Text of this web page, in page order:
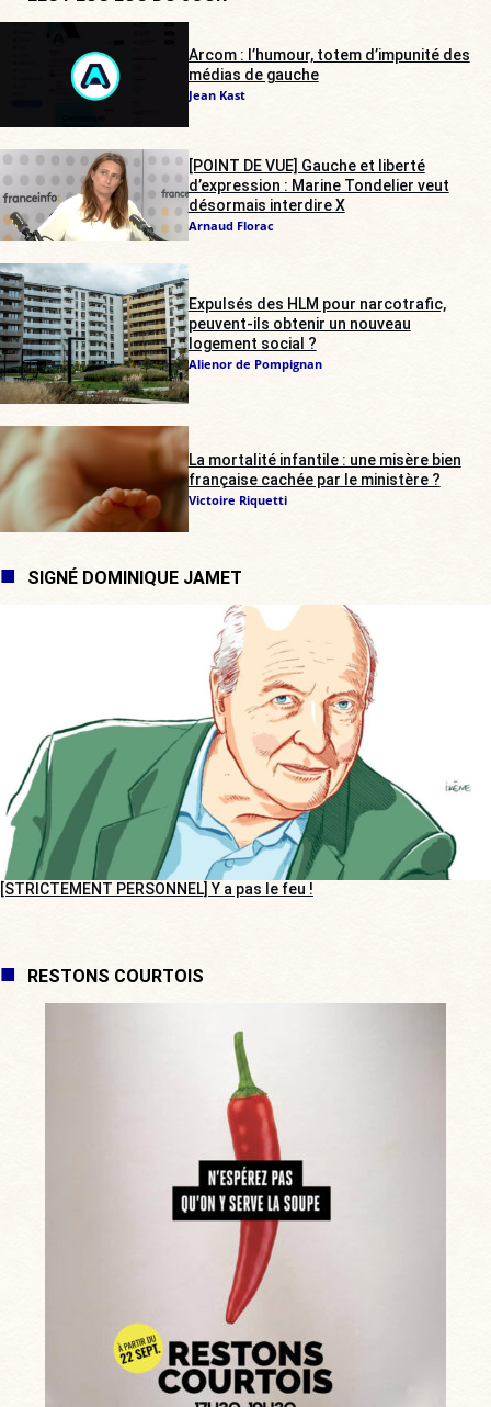
Arcom : l’humour, totem d’impunité des
médias de gauche
Jean Kast
[POINT DE VUE] Gauche et liberté
d’expression : Marine Tondelier veut
désormais interdire X
Arnaud Florac
Expulsés des HLM pour narcotrafic,
peuvent-ils obtenir un nouveau
logement social ?
Alienor de Pompignan
La mortalité infantile : une misère bien
française cachée par le ministère ?
Victoire Riquetti
SIGNÉ DOMINIQUE JAMET
[STRICTEMENT PERSONNEL] Y a pas le feu !
RESTONS COURTOIS